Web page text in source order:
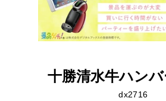
十勝清水牛ハンバ
dx2716